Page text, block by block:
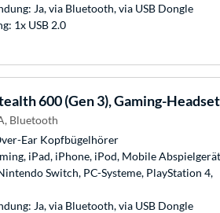
Ja, via Bluetooth, via USB Dongle
1x USB 2.0
600 (Gen 3), Gaming-Headset
Bluetooth
Ear Kopfbügelhörer
iPad, iPhone, iPod, Mobile
Switch, PC-Systeme, PlayStation 4,
Ja, via Bluetooth, via USB Dongle